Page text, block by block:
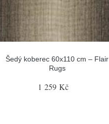
Šedý koberec 60x110 cm – Flair
Rugs
1 259 Kč